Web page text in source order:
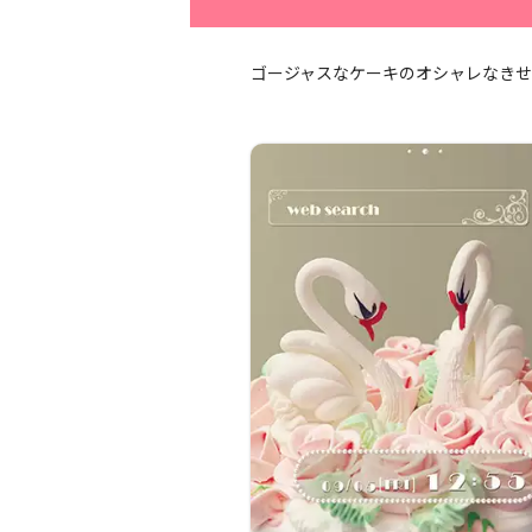
ゴージャスなケーキのオシャレなき